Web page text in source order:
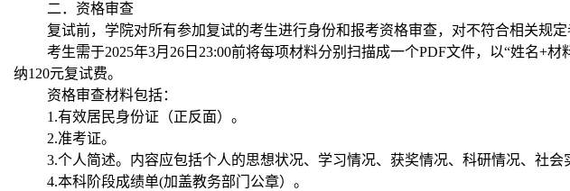
二．资格审查
复试前，学院对所有参加复试的考生进行身份和报考资格审查，对不符合相关规定
考生需于2025年3月 26 日 23:00前将每项材料分别扫描成一个PDF文件，以“姓名+材
纳120元复试费。
资格审查材料包括：
1.有效居民身份证（正反面）。
2.准考证。
3.个人简述。内容应包括个人的思想状况、学习情况、获奖情况、科研情况、社
4.本科阶段成绩单(加盖教务部门公章）。